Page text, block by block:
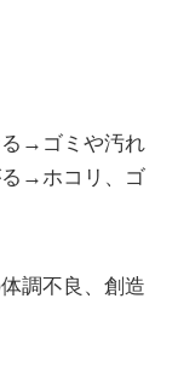
→ゴミや汚れ
→ホコリ、ゴ
調不良、創造